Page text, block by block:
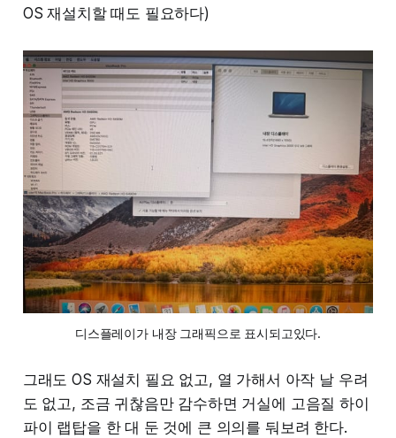
OS 재설치할 때도 필요하다)
디스플레이가 내장 그래픽으로 표시되고있다.
그래도 OS 재설치 필요 없고, 열 가해서 아작 날 우려
도 없고, 조금 귀찮음만 감수하면 거실에 고음질 하이
파이 랩탑을 한 대 둔 것에 큰 의의를 둬보려 한다.